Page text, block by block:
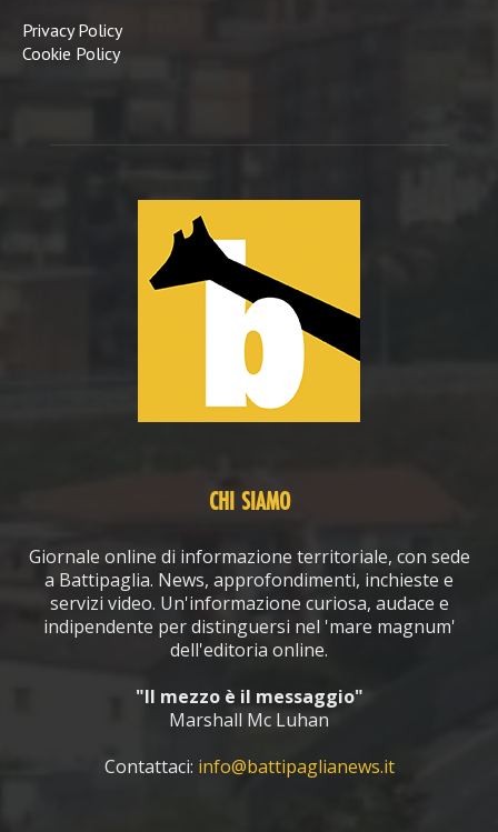
Privacy Policy
Cookie Policy
CHI SIAMO
Giornale online di informazione territoriale, con sede
a Battipaglia. News, approfondimenti, inchieste e
servizi video. Un'informazione curiosa, audace e
indipendente per distinguersi nel 'mare magnum'
dell'editoria online.
"Il mezzo è il messaggio"
Marshall Mc Luhan
Contattaci: info@battipaglianews.it